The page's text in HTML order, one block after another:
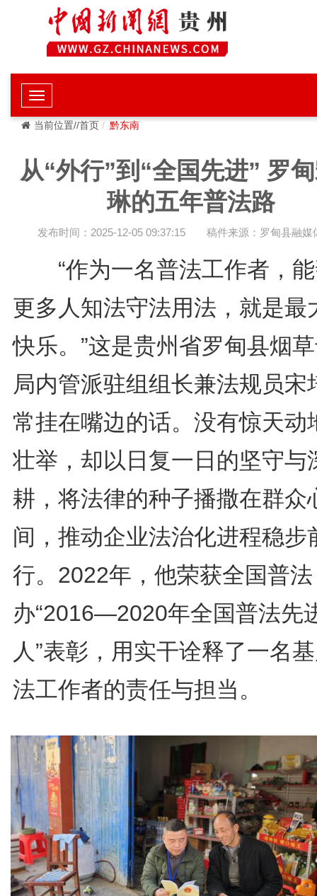
当前位置//首页 黔东南
从“外行”到“全国先进” 罗
琳的五年普法路
发布时间：2025-12-05 09:37:15 稿件来源：罗甸县融媒
“作为一名普法工作者，能
更多人知法守法用法，就是最
快乐。”这是贵州省罗甸县烟
局内管派驻组组长兼法规员宋
常挂在嘴边的话。没有惊天动
壮举，却以日复一日的坚守与
耕，将法律的种子播撒在群众
间，推动企业法治化进程稳步
行。2022年，他荣获全国普法
办“2016—2020年全国普法先
人”表彰，用实干诠释了一名
法工作者的责任与担当。